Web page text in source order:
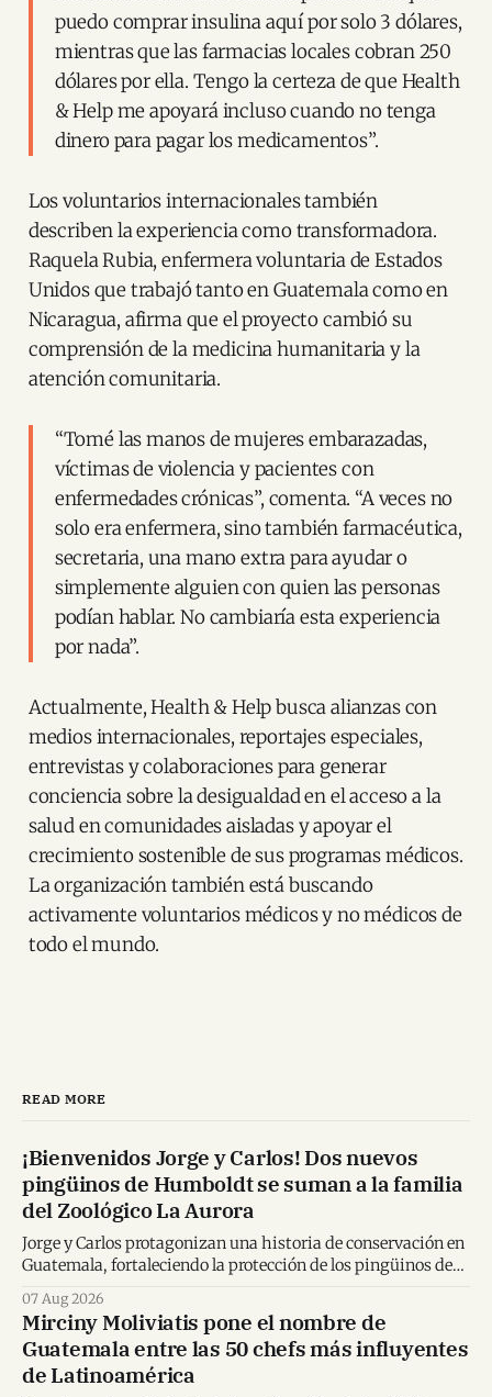
puedo comprar insulina aquí por solo 3 dólares,
mientras que las farmacias locales cobran 250
dólares por ella. Tengo la certeza de que Health
& Help me apoyará incluso cuando no tenga
dinero para pagar los medicamentos”.
Los voluntarios internacionales también
describen la experiencia como transformadora.
Raquela Rubia, enfermera voluntaria de Estados
Unidos que trabajó tanto en Guatemala como en
Nicaragua, afirma que el proyecto cambió su
comprensión de la medicina humanitaria y la
atención comunitaria.
“Tomé las manos de mujeres embarazadas,
víctimas de violencia y pacientes con
enfermedades crónicas”, comenta. “A veces no
solo era enfermera, sino también farmacéutica,
secretaria, una mano extra para ayudar o
simplemente alguien con quien las personas
podían hablar. No cambiaría esta experiencia
por nada”.
Actualmente, Health & Help busca alianzas con
medios internacionales, reportajes especiales,
entrevistas y colaboraciones para generar
conciencia sobre la desigualdad en el acceso a la
salud en comunidades aisladas y apoyar el
crecimiento sostenible de sus programas médicos.
La organización también está buscando
activamente voluntarios médicos y no médicos de
todo el mundo.
READ MORE
¡Bienvenidos Jorge y Carlos! Dos nuevos
pingüinos de Humboldt se suman a la familia
del Zoológico La Aurora
Jorge y Carlos protagonizan una historia de conservación en
Guatemala, fortaleciendo la protección de los pingüinos de
07 Aug 2026
Mirciny Moliviatis pone el nombre de
Guatemala entre las 50 chefs más influyentes
de Latinoamérica